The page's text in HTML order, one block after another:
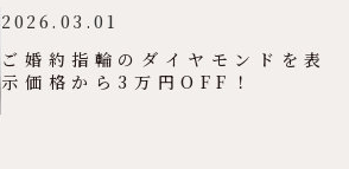
2026.03.01
ご婚約指輪のダイヤモンドを表
示価格から3万円OFF！